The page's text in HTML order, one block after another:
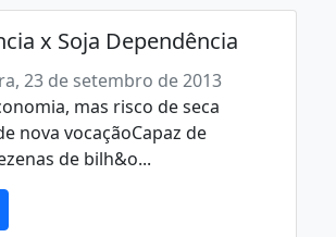
x Soja Dependência
23 de setembro de 2013
mas risco de seca
nova vocaçãoCapaz de
de bilh&o...